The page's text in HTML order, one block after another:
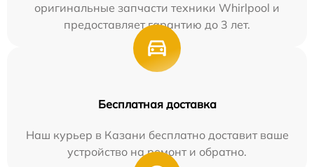
оригинальные запчасти техники Whirlpool и
предоставляет гарантию до 3 лет.
Бесплатная доставка
Наш курьер в Казани бесплатно доставит ваше
устройство на ремонт и обратно.